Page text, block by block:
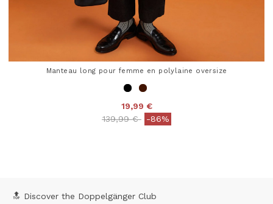
Manteau long pour femme en polylaine oversize
19,99 €
Price reduced from
139,99 €to-86%
🔝 Discover the Doppelgänger Club